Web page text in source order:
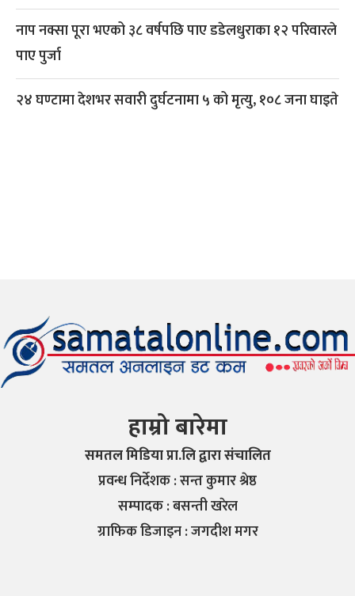
नाप नक्सा पूरा भएको ३८ वर्षपछि पाए डडेलधुराका १२ परिवारले
पाए पुर्जा
२४ घण्टामा देशभर सवारी दुर्घटनामा ५ को मृत्यु, १०८ जना घाइते
हाम्रो बारेमा
समतल मिडिया प्रा.लि द्वारा संचालित
प्रवन्ध निर्देशक : सन्त कुमार श्रेष्ठ
सम्पादक : बसन्ती खरेल
ग्राफिक डिजाइन : जगदीश मगर